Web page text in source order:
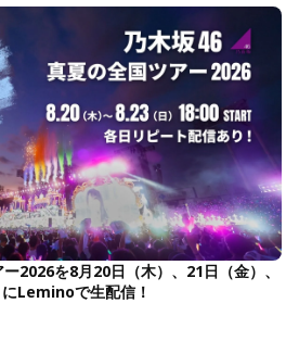
2026を8月20日（木）、21日（金）、
Leminoで生配信！